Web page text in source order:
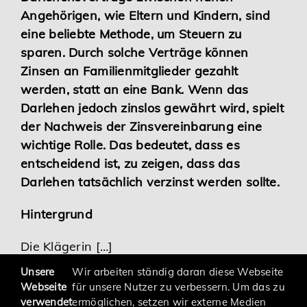
Karriere
Services
Angehörigen, wie Eltern und Kindern, sind
eine beliebte Methode, um Steuern zu
sparen. Durch solche Verträge können
Zinsen an Familienmitglieder gezahlt
werden, statt an eine Bank. Wenn das
Darlehen jedoch zinslos gewährt wird, spielt
der Nachweis der Zinsvereinbarung eine
wichtige Rolle. Das bedeutet, dass es
entscheidend ist, zu zeigen, dass das
Darlehen tatsächlich verzinst werden sollte.
Hintergrund
Die Klägerin […]
Unsere
Webseite
verwendet
Wir arbeiten ständig daran diese Webseite
für unsere Nutzer zu verbessern. Um das zu
ermöglichen, setzen wir externe Medien